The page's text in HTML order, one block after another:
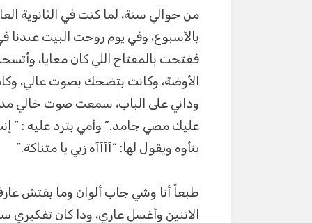
من حوالي سنة، لما كنت في الثانوية
بالأسبوع، وفي يوم روحت البيت
ففتحت بالمفتاح اللي كان معايا،
الأوضة، وكانت بتضحك بصوت عالي،
وداني على الباب، سمعت صوت خالي
عليك مصي جامد.” وأمي بترد عليه :
يتأوه ويقول لها: “آآآآه زبي يا متناكة.”
طبعاً أنا وشي جاب ألوان وما بقتش
الاتنين وأغسل عاري، ودا كان